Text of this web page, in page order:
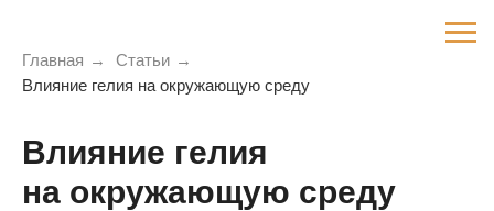
Главная → Статьи →
Влияние гелия на окружающую среду
Влияние гелия
на окружающую среду